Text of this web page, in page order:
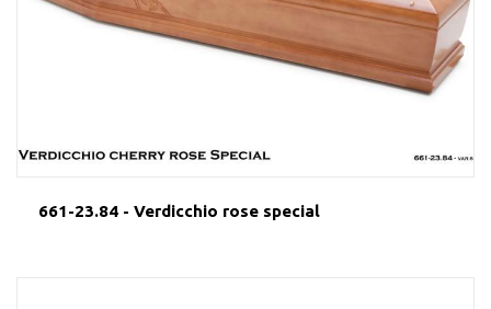
661-23.84 - Verdicchio rose special